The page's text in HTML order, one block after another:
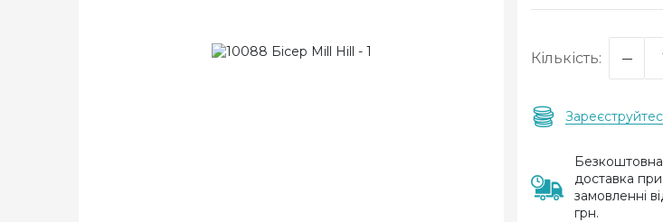
Кількість:
Безкоштовна
доставка при
замовленні
грн.